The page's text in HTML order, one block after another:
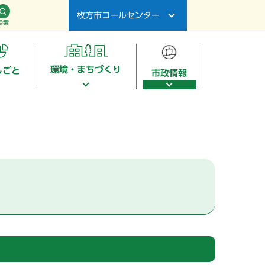
索
枚方市コールセンター
と 環境・まちづくり 市政情報